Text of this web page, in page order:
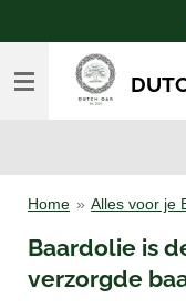
direct
naar
hoofdinhoud
Home » Alles voor je
Baardolie is
verzorgde